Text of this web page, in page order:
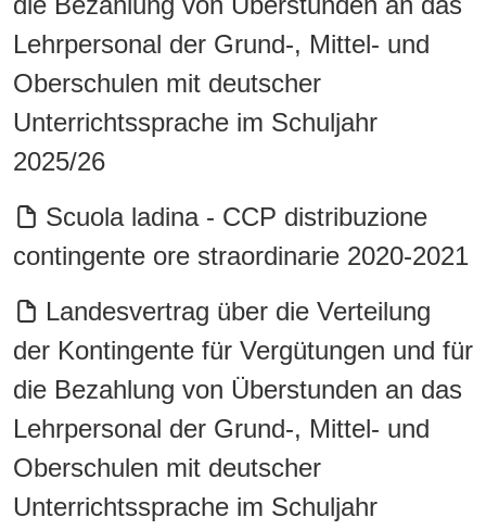
Lehrpersonal der Grund-, Mittel- und
Oberschulen mit deutscher
Unterrichtssprache im Schuljahr
2025/26
Scuola ladina - CCP distribuzione
contingente ore straordinarie 2020-2021
Landesvertrag über die Verteilung
der Kontingente für Vergütungen und für
die Bezahlung von Überstunden an das
Lehrpersonal der Grund-, Mittel- und
Oberschulen mit deutscher
Unterrichtssprache im Schuljahr